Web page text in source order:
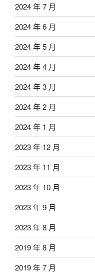
2024 年 7 月
2024 年 6 月
2024 年 5 月
2024 年 4 月
2024 年 3 月
2024 年 2 月
2024 年 1 月
2023 年 12 月
2023 年 11 月
2023 年 10 月
2023 年 9 月
2023 年 8 月
2019 年 8 月
2019 年 7 月